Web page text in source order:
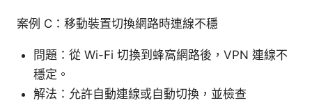
案例 C：移動裝置切換網路時連線不穩
問題：從 Wi-Fi 切換到蜂窩網路後，VPN 連線不
穩定。
解法：允許自動連線或自動切換，並檢查